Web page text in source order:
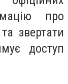
про
звертати
доступ